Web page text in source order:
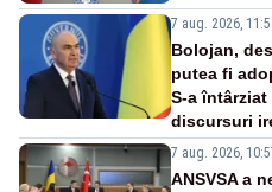
7 aug. 2026,
Bolojan,
putea fi
S-a
discursuri
7 aug. 2026,
ANSVSA a